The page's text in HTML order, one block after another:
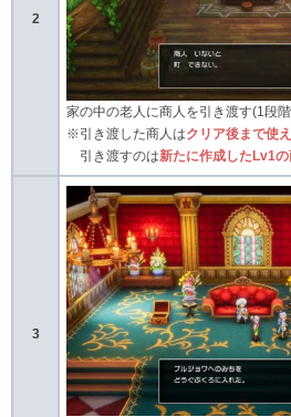
2
家の中の老人に商人を引き渡す(1段
※引き渡した商人はクリア後まで使
引き渡すのは新たに作成したLv1
3